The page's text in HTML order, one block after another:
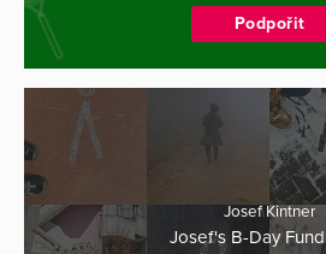
Podpořit
Josef Kintner
Josef's B-Day